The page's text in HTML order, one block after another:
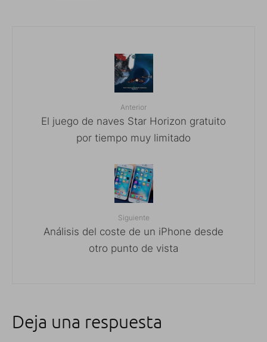
Anterior
El juego de naves Star Horizon gratuito
por tiempo muy limitado
Siguiente
Análisis del coste de un iPhone desde
otro punto de vista
Deja una respuesta